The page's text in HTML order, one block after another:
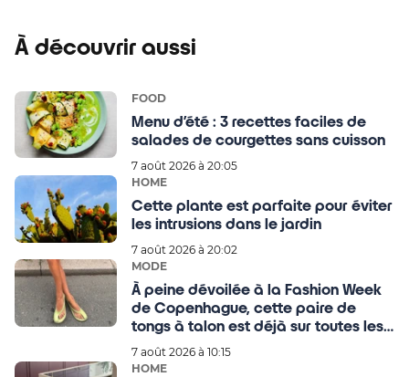
À découvrir aussi
FOOD
Menu d’été : 3 recettes faciles de
salades de courgettes sans cuisson
7 août 2026 à 20:05
HOME
Cette plante est parfaite pour éviter
les intrusions dans le jardin
7 août 2026 à 20:02
MODE
À peine dévoilée à la Fashion Week
de Copenhague, cette paire de
tongs à talon est déjà sur toutes les
wishlists des filles stylées
7 août 2026 à 10:15
HOME